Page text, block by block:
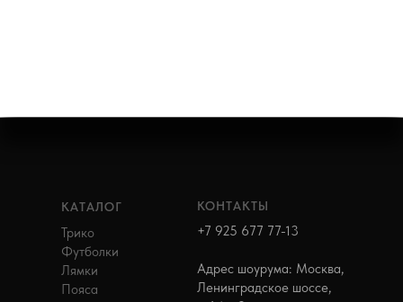
КАТАЛОГ
Трико
Футболки
Лямки
Пояса
КОНТАКТЫ
+7 925 677 77-13
Адрес шоурума: Москва,
Ленинградское шоссе,